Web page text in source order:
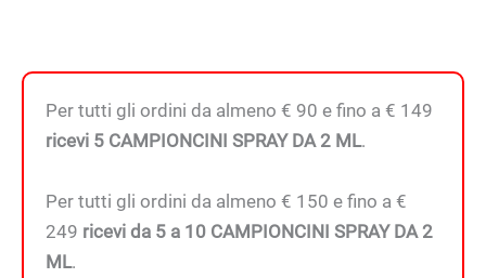
Per tutti gli ordini da almeno € 90 e fino a € 149
ricevi 5 CAMPIONCINI SPRAY DA 2 ML.
Per tutti gli ordini da almeno € 150 e fino a €
249 ricevi da 5 a 10 CAMPIONCINI SPRAY DA 2
ML.